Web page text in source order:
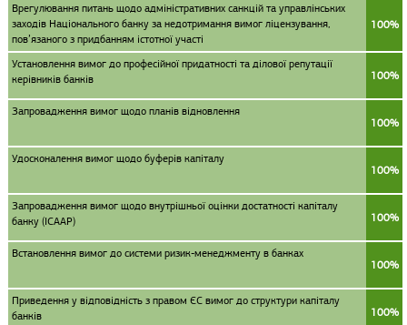
Врегулювання питань щодо адміністративних санкцій та управлінських
заходів Національного банку за недотримання вимог ліцензування,
пов’язаного з придбанням істотної участі
100%
Установлення вимог до професійної придатності та ділової репутації
керівників банків
100%
Запровадження вимог щодо планів відновлення
100%
Удосконалення вимог щодо буферів капіталу
100%
Запровадження вимог щодо внутрішньої оцінки достатності капіталу
банку (ІСААР)
100%
Встановлення вимог до системи ризик-менеджменту в банках
100%
Приведення у відповідність з правом ЄС вимог до структури капіталу
банків
100%